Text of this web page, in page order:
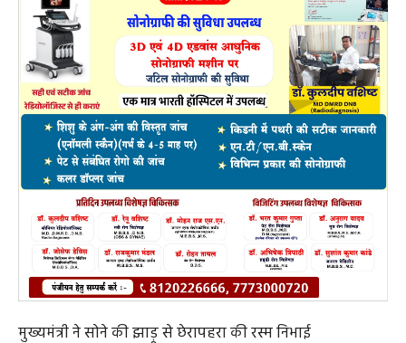
मुख्यमंत्री ने सोने की झाड़ू से छेरापहरा की रस्म निभाई